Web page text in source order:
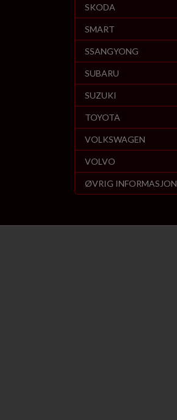
SKODA
SMART
SSANGYONG
SUBARU
SUZUKI
TOYOTA
VOLKSWAGEN
VOLVO
ØVRIG INFORMASJON